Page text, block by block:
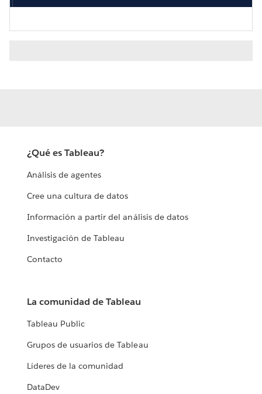
Video
¿Qué es Tableau?
Análisis de agentes
Cree una cultura de datos
Información a partir del análisis de datos
Investigación de Tableau
Contacto
La comunidad de Tableau
Tableau Public
Grupos de usuarios de Tableau
Líderes de la comunidad
DataDev